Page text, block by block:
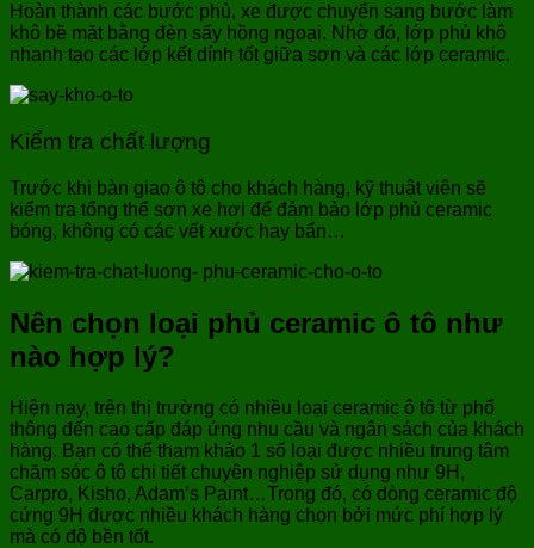
Hoàn thành các bước phủ, xe được chuyển sang bước làm
khô bề mặt bằng đèn sấy hồng ngoại. Nhờ đó, lớp phủ khô
nhanh tạo các lớp kết dính tốt giữa sơn và các lớp ceramic.
Kiểm tra chất lượng
Trước khi bàn giao ô tô cho khách hàng, kỹ thuật viên sẽ
kiểm tra tổng thể sơn xe hơi để đảm bảo lớp phủ ceramic
bóng, không có các vết xước hay bẩn…
Nên chọn loại phủ ceramic ô tô như
nào hợp lý?
Hiện nay, trên thị trường có nhiều loại ceramic ô tô từ phổ
thông đến cao cấp đáp ứng nhu cầu và ngân sách của khách
hàng. Bạn có thể tham khảo 1 số loại được nhiều trung tâm
chăm sóc ô tô chi tiết chuyên nghiệp sử dụng như 9H,
Carpro, Kisho, Adam’s Paint…Trong đó, có dòng ceramic độ
cứng 9H được nhiều khách hàng chọn bởi mức phí hợp lý
mà có độ bền tốt.